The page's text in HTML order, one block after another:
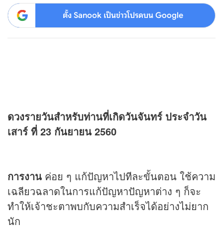
ตั้ง Sanook เป็นข่าวโปรดบน Google
ดวงรายวันสำหรับท่านที่เกิดวันจันทร์ ประจำวัน
เสาร์ ที่ 23 กันยายน 2560
การงาน ค่อย ๆ แก้ปัญหาไปทีละขั้นตอน ใช้ความ
เฉลียวฉลาดในการแก้ปัญหาปัญหาต่าง ๆ ก็จะ
ทำให้เจ้าชะตาพบกับความสำเร็จได้อย่างไม่ยาก
นัก